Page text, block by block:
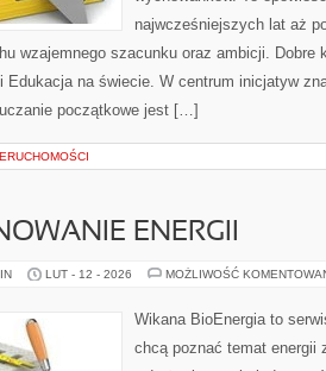
najwcześniejszych lat aż
wzajemnego szacunku oraz ambicji. Dobre
Edukacja na świecie. W centrum inicjatyw
początkowe jest […]
ENERGII
LUT - 12 - 2026 MOŻLIWOŚĆ
Wikana BioEnergia to
chcą poznać temat energii